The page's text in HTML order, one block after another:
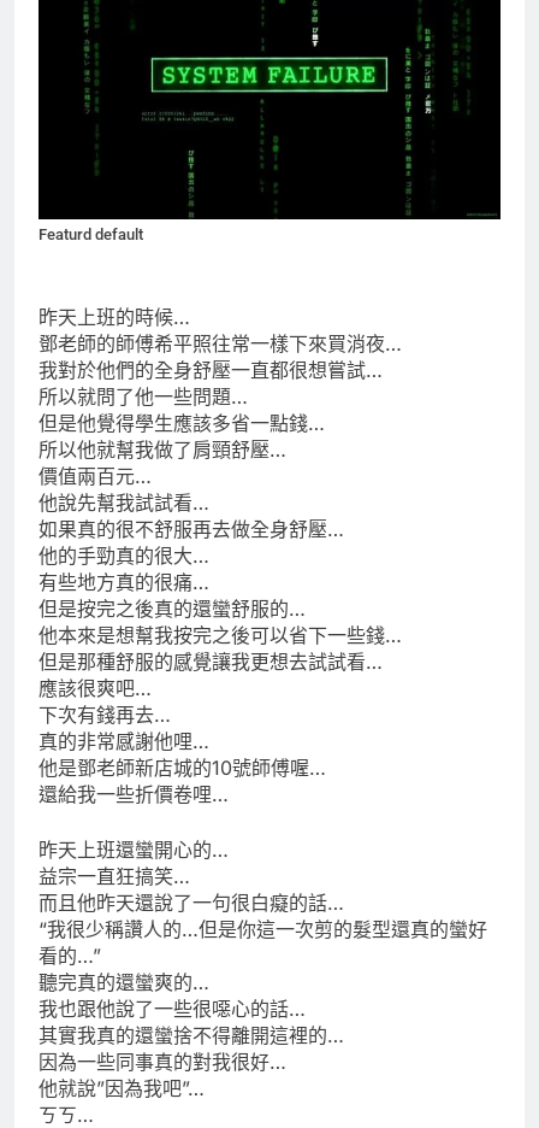
Featurd default
昨天上班的時候…
鄧老師的師傅希平照往常一樣下來買消夜…
我對於他們的全身舒壓一直都很想嘗試…
所以就問了他一些問題…
但是他覺得學生應該多省一點錢…
所以他就幫我做了肩頸舒壓…
價值兩百元…
他說先幫我試試看…
如果真的很不舒服再去做全身舒壓…
他的手勁真的很大…
有些地方真的很痛…
但是按完之後真的還蠻舒服的…
他本來是想幫我按完之後可以省下一些錢…
但是那種舒服的感覺讓我更想去試試看…
應該很爽吧…
下次有錢再去…
真的非常感謝他哩…
他是鄧老師新店城的10號師傅喔…
還給我一些折價卷哩…
昨天上班還蠻開心的…
益宗一直狂搞笑…
而且他昨天還說了一句很白癡的話…
“我很少稱讚人的…但是你這一次剪的髮型還真的蠻好
看的…”
聽完真的還蠻爽的…
我也跟他說了一些很噁心的話…
其實我真的還蠻捨不得離開這裡的…
因為一些同事真的對我很好…
他就說”因為我吧”…
ㄎㄎ…